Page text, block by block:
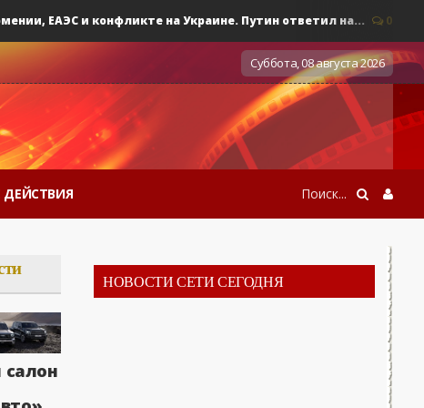
ЕАЭС и конфликте на Украине. Путин ответил на... 0
Суббота, 08 августа 2026
ДЕЙСТВИЯ
НОВОСТИ СЕТИ СЕГОДНЯ